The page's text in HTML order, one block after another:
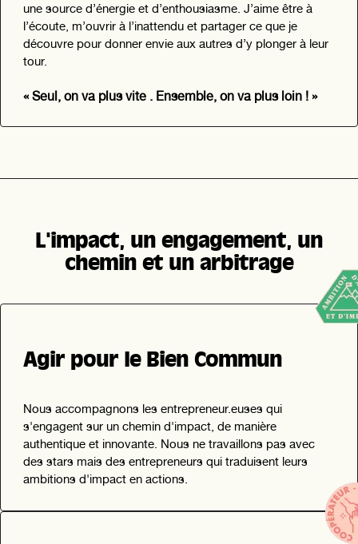
une source d’énergie et d’enthousiasme. J’aime être à
l’écoute, m’ouvrir à l’inattendu et partager ce que je
découvre pour donner envie aux autres d’y plonger à leur
tour.
« Seul, on va plus vite . Ensemble, on va plus loin ! »
L'impact, un engagement, un
chemin et un arbitrage
Agir pour le Bien Commun
Nous accompagnons les entrepreneur.euses qui
s'engagent sur un chemin d'impact, de manière
authentique et innovante. Nous ne travaillons pas avec
des stars mais des entrepreneurs qui traduisent leurs
ambitions d'impact en actions.